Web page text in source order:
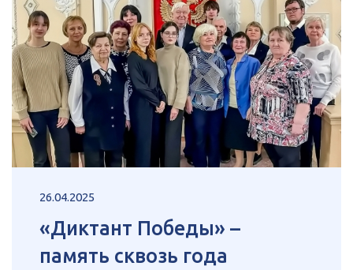
26.04.2025
«Диктант Победы» –
память сквозь года